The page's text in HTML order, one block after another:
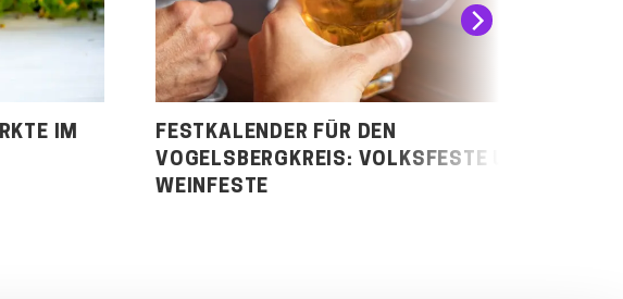
IM
FESTKALENDER FÜR DEN
VOGELSBERGKREIS: VOLKSFESTE UND
WEINFESTE